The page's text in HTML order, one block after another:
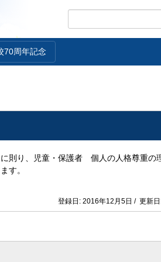
70周年記念
則り、児童・保護者 個人の人格尊重の
す。
登録日: 2016年12月5日 / 更新